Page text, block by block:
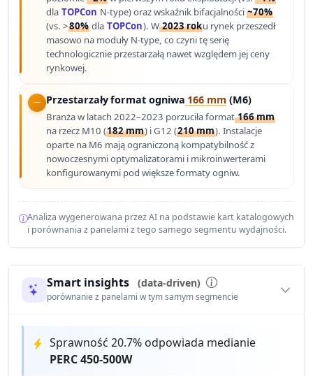
dla TOPCon N-type) oraz wskaźnik bifacjalności~70%
(vs. >80% dla TOPCon). W2023 roku rynek przeszedł
masowo na moduły N-type, co czyni tę serię
technologicznie przestarzałą nawet względem jej ceny
rynkowej.
Przestarzały format ogniwa 166 mm (M6)
Branża w latach 2022–2023 porzuciła format166 mm
na rzecz M10 (182 mm) i G12 (210 mm). Instalacje
oparte na M6 mają ograniczoną kompatybilność z
nowoczesnymi optymalizatorami i mikroinwerterami
konfigurowanymi pod większe formaty ogniw.
Analiza wygenerowana przez AI na podstawie kart katalogowych
i porównania z panelami z tego samego segmentu wydajności.
Smart insights (data-driven)
porównanie z panelami w tym samym segmencie
Sprawność 20.7% odpowiada medianie
PERC 450-500W